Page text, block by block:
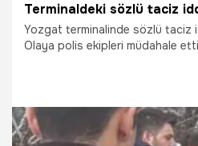
Yozgat terminalinde sözlü taciz
Olaya polis ekipleri müdahale